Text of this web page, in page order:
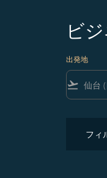
ビ
出発地
flight_takeoff
フィ